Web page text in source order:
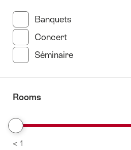
par
géographique"
Banquets
Concert(791 Résultats
Séminaire(806
Rooms
Sélectionner
les
< 1